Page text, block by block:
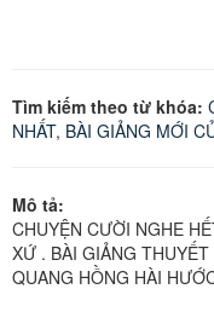
Tìm kiếm theo từ khóa:
NHẤT, BÀI GIẢNG MỚI
Mô tả:
CHUYỆN CƯỜI NGHE
XỨ . BÀI GIẢNG
QUANG HỒNG HÀI